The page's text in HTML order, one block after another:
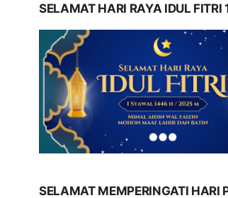
SELAMAT HARI RAYA IDUL FITRI
SELAMAT MEMPERINGATI HARI